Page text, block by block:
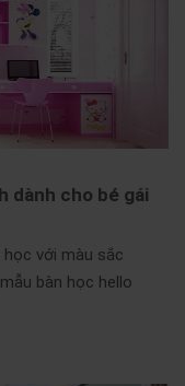
dành cho bé gái
với màu sắc
bàn học hello